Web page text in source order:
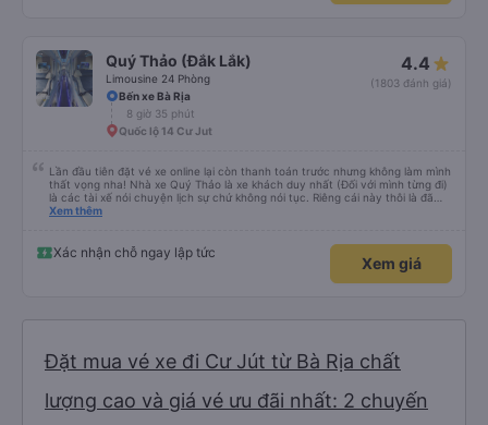
Quý Thảo (Đắk Lắk)
Limousine 24 Phòng
4.4
(1803 đánh giá)
Bến xe Bà Rịa
8 giờ 35 phút
Quốc lộ 14 Cư Jut
Lần đầu tiên đặt vé xe online lại còn thanh toán trước nhưng không làm mình
thất vọng nha! Nhà xe Quý Thảo là xe khách duy nhất (Đối với mình từng đi)
là các tài xế nói chuyện lịch sự chứ không nói tục. Riêng cái này thôi là đã
đánh giá 5 sao rồi. Chú tài xế còn uống pepsi rất dễ thương chứ không có
Xem thêm
Xác nhận chỗ ngay lập tức
Xem giá
Đặt mua vé xe đi Cư Jút từ Bà Rịa chất
lượng cao và giá vé ưu đãi nhất: 2 chuyến